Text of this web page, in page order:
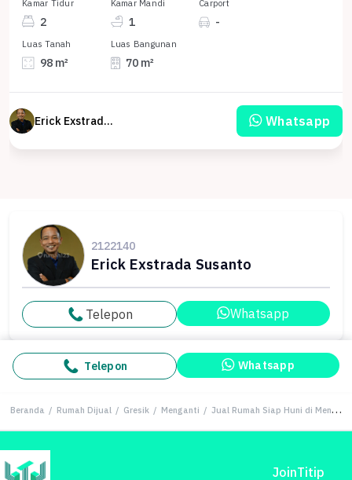
Kamar Tidur
2
Kamar Mandi
1
Carport
-
Luas Tanah
98 m²
Luas Bangunan
70 m²
Erick Exstrada Susanto Whatsapp
2122140
Erick Exstrada Susanto
Telepon Whatsapp
Telepon Whatsapp
Beranda / Rumah Dijual / Gresik / Menganti / Jual Rumah Siap Huni di Menganti, Gresik, 2 KT, Penawaran Terbaik
JoinTitip